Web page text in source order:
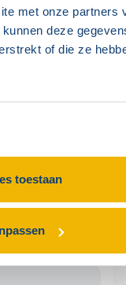
met onze partners
deze
of die ze
toestaan